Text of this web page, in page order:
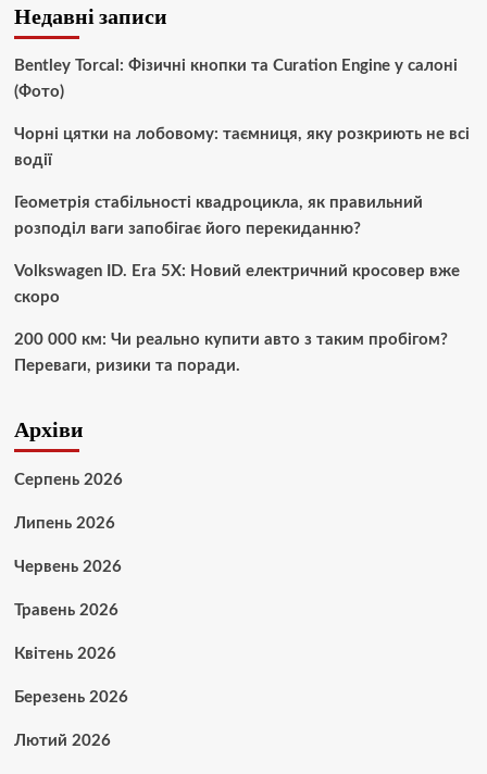
Недавні записи
Bentley Torcal: Фізичні кнопки та Curation Engine у салоні
(Фото)
Чорні цятки на лобовому: таємниця, яку розкриють не всі
водії
Геометрія стабільності квадроцикла, як правильний
розподіл ваги запобігає його перекиданню?
Volkswagen ID. Era 5X: Новий електричний кросовер вже
скоро
200 000 км: Чи реально купити авто з таким пробігом?
Переваги, ризики та поради.
Архіви
Серпень 2026
Липень 2026
Червень 2026
Травень 2026
Квітень 2026
Березень 2026
Лютий 2026